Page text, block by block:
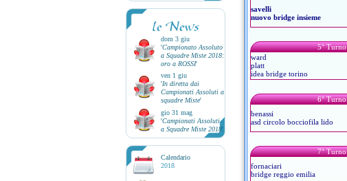
le News
dom 3 giu
'Campionato Assoluto
a Squadre Miste 2018:
oro a ROSSI'
ven 1 giu
'In diretta dai
Campionati Assoluti a
squadre Miste'
gio 31 mag
'Campionati Assoluti
a Squadre Miste 2018'
Calendario
2018
savelli
nuovo bridge insieme
5° Turno
ward
platt
idea bridge torino
6° Turno
benassi
asd circolo bocciofila lido
7° Turno
fornaciari
bridge reggio emilia